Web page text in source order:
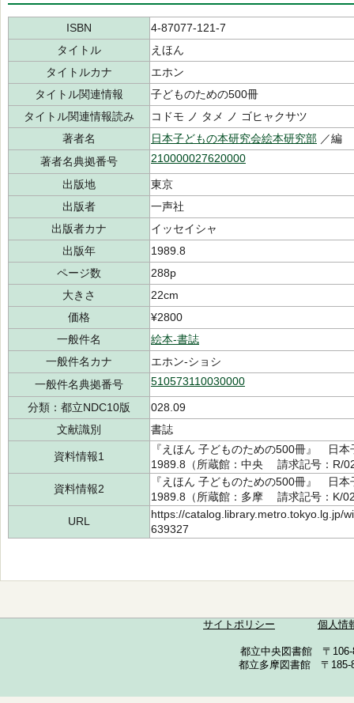
ISBN
4-87077-121-7
タイトル
えほん
タイトルカナ
エホン
タイトル関連情報
子どものための500冊
タイトル関連情報読み
コドモ ノ タメ ノ ゴヒャクサツ
著者名
日本子どもの本研究会絵本研究部 ／編
著者名典拠番号
210000027620000
出版地
東京
出版者
一声社
出版者カナ
イッセイシャ
出版年
1989.8
ページ数
288p
大きさ
22cm
価格
¥2800
一般件名
絵本-書誌
一般件名カナ
エホン-ショシ
一般件名典拠番号
510573110030000
分類：都立NDC10版
028.09
文献識別
書誌
資料情報1
『えほん 子どものための500冊』
1989.8（所蔵館：中央 請求記号：R/
資料情報2
『えほん 子どものための500冊』
1989.8（所蔵館：多摩 請求記号：K/
URL
https://catalog.library.metro.tokyo.lg.jp/
639327
サイトポリシー 個人情
都立中央図書館 〒
都立多摩図書館 〒185-